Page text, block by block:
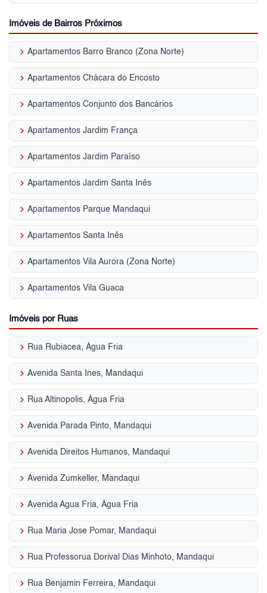
Imóveis de Bairros Próximos
keyboard_arrow_right Apartamentos Barro Branco (Zona Norte)
keyboard_arrow_right Apartamentos Chácara do Encosto
keyboard_arrow_right Apartamentos Conjunto dos Bancários
keyboard_arrow_right Apartamentos Jardim França
keyboard_arrow_right Apartamentos Jardim Paraíso
keyboard_arrow_right Apartamentos Jardim Santa Inês
keyboard_arrow_right Apartamentos Parque Mandaqui
keyboard_arrow_right Apartamentos Santa Inês
keyboard_arrow_right Apartamentos Vila Aurora (Zona Norte)
keyboard_arrow_right Apartamentos Vila Guaca
Imóveis por Ruas
keyboard_arrow_right Rua Rubiacea, Água Fria
keyboard_arrow_right Avenida Santa Ines, Mandaqui
keyboard_arrow_right Rua Altinopolis, Água Fria
keyboard_arrow_right Avenida Parada Pinto, Mandaqui
keyboard_arrow_right Avenida Direitos Humanos, Mandaqui
keyboard_arrow_right Avenida Zumkeller, Mandaqui
keyboard_arrow_right Avenida Agua Fria, Água Fria
keyboard_arrow_right Rua Maria Jose Pomar, Mandaqui
keyboard_arrow_right Rua Professorua Dorival Dias Minhoto, Mandaqui
keyboard_arrow_right Rua Benjamin Ferreira, Mandaqui